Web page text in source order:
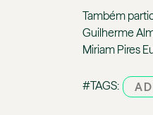
Também
Guilherme
Miriam Pires
#TAGS: